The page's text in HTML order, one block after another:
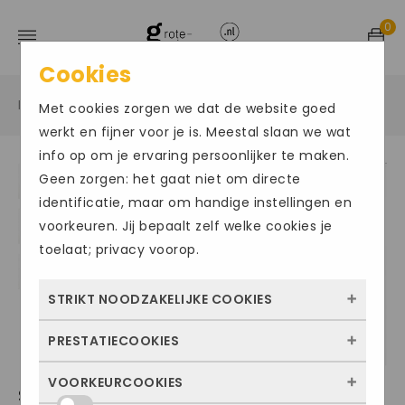
0
Home / Grote maten herenschoenen / Instapper
SEIBEL052
Cookies
Met cookies zorgen we dat de website goed
werkt en fijner voor je is. Meestal slaan we wat
info op om je ervaring persoonlijker te maken.
Geen zorgen: het gaat niet om directe
identificatie, maar om handige instellingen en
voorkeuren. Jij bepaalt zelf welke cookies je
toelaat; privacy voorop.
STRIKT NOODZAKELIJKE COOKIES
Deze cookies zorgen ervoor dat de website
kunnen niet worden uitgezet. Meestal
PRESTATIECOOKIES
Met deze cookies zien we hoe vaak onze
VOORKEURCOOKIES